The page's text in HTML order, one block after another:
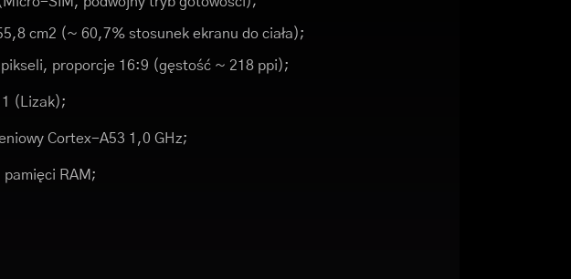
cm2 (~ 60,7% stosunek ekranu do ciała);
pikseli, proporcje 16:9 (gęstość ~ 218 ppi);
(Lizak);
Cortex-A53 1,0 GHz;
pamięci RAM;